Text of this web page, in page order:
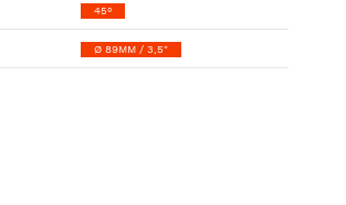
45°
Ø 89MM / 3,5"